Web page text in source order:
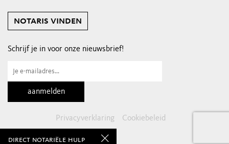
notaris vinden
Schrijf je in voor onze nieuwsbrief!
Privacyverklaring Cookiebeleid
direct notariële hulp